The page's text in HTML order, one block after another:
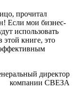
прочитал
Если мои бизнес-
использовать
книге, это
директор
компании СВЕЗА